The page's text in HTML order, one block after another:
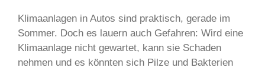
Klimaanlagen in Autos sind praktisch, gerade im
Sommer. Doch es lauern auch Gefahren: Wird eine
Klimaanlage nicht gewartet, kann sie Schaden
nehmen und es könnten sich Pilze und Bakterien